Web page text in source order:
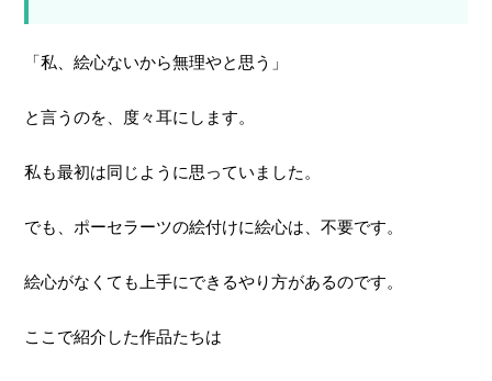
「私、絵心ないから無理やと思う」
と言うのを、度々耳にします。
私も最初は同じように思っていました。
でも、ポーセラーツの絵付けに絵心は、不要です。
絵心がなくても上手にできるやり方があるのです。
ここで紹介した作品たちは